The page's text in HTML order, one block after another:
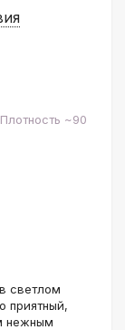
~90
светлом
приятный,
нежным